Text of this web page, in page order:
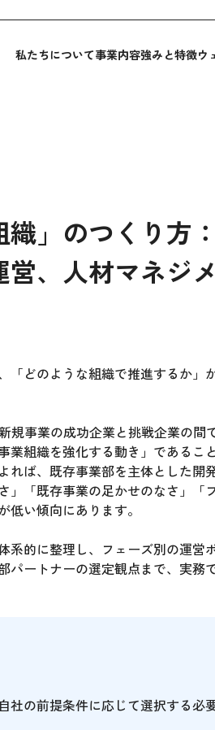
私たちについて事業内容強みと特徴ウ
」のつくり方
、人材マネジ
「どのような組織で推進するか」
規事業の成功企業と挑戦企業の間
業組織を強化する動き」であるこ
れば、既存事業部を主体とした開
」「既存事業の足かせのなさ」「
い傾向にあります。
系的に整理し、フェーズ別の運営
パートナーの選定観点まで、実務
社の前提条件に応じて選択する必